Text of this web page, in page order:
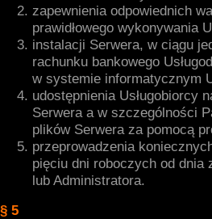
zapewnienia odpowiednich
prawidłowego wykonywania
instalacji Serwera, w ciągu
rachunku bankowego
w systemie informatycznym
udostępnienia Usługobiorcy
Serwera a w szczególności
plików Serwera za pomocą
przeprowadzenia
pięciu dni roboczych od dnia
lub Administratora.
§ 5